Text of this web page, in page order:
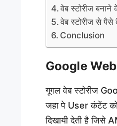
वेब स्टोरीज
वेब स्टोरीज से
Conclusion
Google
गूगल वेब स्टोरीज
जहा पे User कंटेंट
दिखायी देती है जिसे